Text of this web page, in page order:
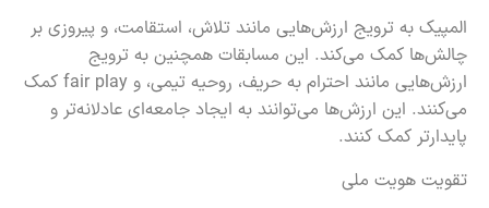
المپیک به ترویج ارزش‌هایی مانند تلاش، استقامت، و پیروزی بر
چالش‌ها کمک می‌کند. این مسابقات همچنین به ترویج
ارزش‌هایی مانند احترام به حریف، روحیه تیمی، و fair play کمک
می‌کنند. این ارزش‌ها می‌توانند به ایجاد جامعه‌ای عادلانه‌تر و
پایدارتر کمک کنند.
تقویت هویت ملی